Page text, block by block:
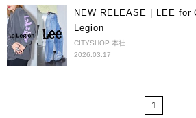
NEW RELEASE | LEE for
Legion
CITYSHOP 本社
2026.03.17
1